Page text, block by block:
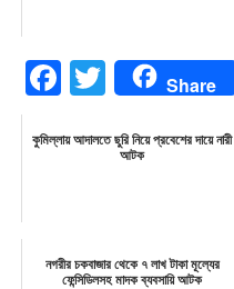
Facebook
Twitter Share
কুমিল্লায় আদালতে ছুরি নিয়ে প্রবেশের দায়ে নারী
আটক
নগরীর চকবাজার থেকে ৭ লাখ টাকা মূল্যের
ফেন্সিডিলসহ মাদক ব্যবসায়ি আটক